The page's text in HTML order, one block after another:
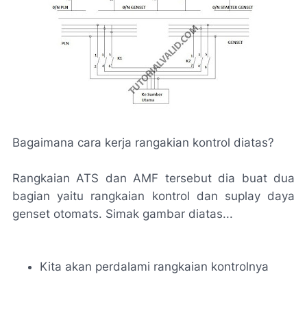
Bagaimana cara kerja rangakian kontrol diatas?
Rangkaian ATS dan AMF tersebut dia buat dua
bagian yaitu rangkaian kontrol dan suplay daya
genset otomats. Simak gambar diatas...
Kita akan perdalami rangkaian kontrolnya